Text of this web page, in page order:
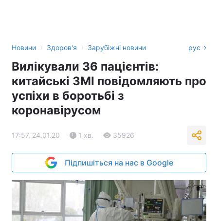
Новини › Здоров'я › Зарубіжні новини рус
Вилікували 36 пацієнтів:
китайські ЗМІ повідомляють про
успіхи в боротьбі з
коронавірусом
17:57, 24.01.20 1 хв. 35926
Підпишіться на нас в Google